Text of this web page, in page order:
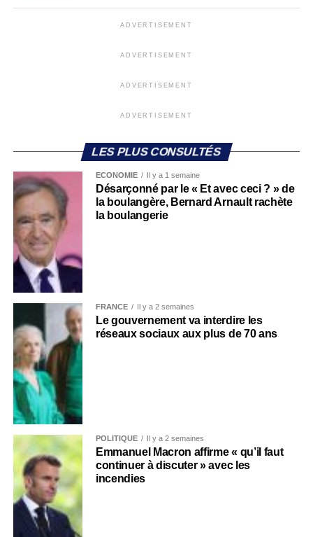
ADVERTISEMENT
ADVERTISEMENT
ADVERTISEMENT
ADVERTISEMENT
LES PLUS CONSULTÉS
ECONOMIE Il y a 1 semaine
Désarçonné par le « Et avec ceci ? » de
la boulangère, Bernard Arnault rachète
la boulangerie
FRANCE Il y a 2 semaines
Le gouvernement va interdire les
réseaux sociaux aux plus de 70 ans
POLITIQUE Il y a 2 semaines
Emmanuel Macron affirme « qu’il faut
continuer à discuter » avec les
incendies